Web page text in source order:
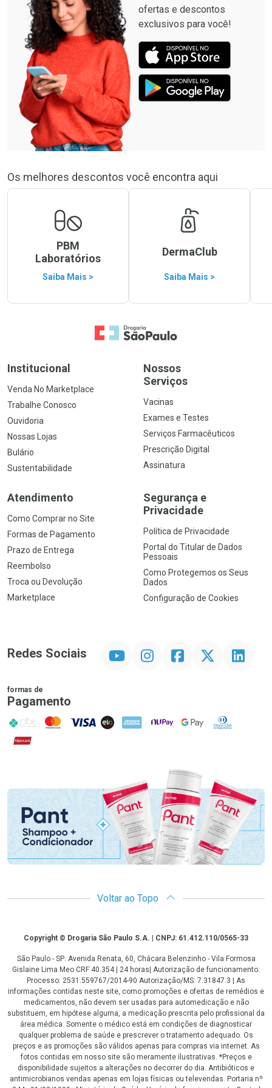
ofertas e descontos
exclusivos para você!
Os melhores descontos você encontra aqui
PBM
Laboratórios
Saiba Mais >
DermaClub
Saiba Mais >
Ir para a Home
Institucional
Venda No Marketplace
Trabalhe Conosco
Ouvidoria
Nossas Lojas
Bulário
Sustentabilidade
Nossos
Serviços
Vacinas
Exames e Testes
Serviços Farmacêuticos
Prescrição Digital
Assinatura
Atendimento
Como Comprar no Site
Formas de Pagamento
Prazo de Entrega
Reembolso
Troca ou Devolução
Marketplace
Segurança e
Privacidade
Política de Privacidade
Portal do Titular de Dados
Pessoais
Como Protegemos os Seus
Dados
Configuração de Cookies
Redes Sociais InstagramFacebookTwitter Linkedin
formas de
Pagamento
PIX MasterCard
VISA ELO AMEX NuPay Google PayDiners Club
Hipercard
Promoção em Destaque
Voltar ao Topo
CopyrightCopyright © Drogaria São Paulo S.A. | CNPJ: 61.412.110/0565-33
São Paulo - SP: Avenida Renata, 60, Chácara Belenzinho - Vila Formosa
Gislaine Lima Meo CRF 40.354 | 24 horas| Autorização de funcionamento:
Processo: 2531.559767/2014-90 Autorização/MS: 7.31847.3 | As
informações contidas neste site, como promoções e ofertas de remédios e
medicamentos, não devem ser usadas para automedicação e não
substituem, em hipótese alguma, a medicação prescrita pelo profissional da
área médica. Somente o médico está em condições de diagnosticar
qualquer problema de saúde e prescrever o tratamento adequado. Os
preços e as promoções são válidos apenas para compras via internet. As
fotos contidas em nosso site são meramente ilustrativas. *Preços e
disponibilidade sujeitos a alterações no decorrer do dia. Antibióticos e
antimicrobianos vendas apenas em lojas físicas ou televendas. Portaria nº